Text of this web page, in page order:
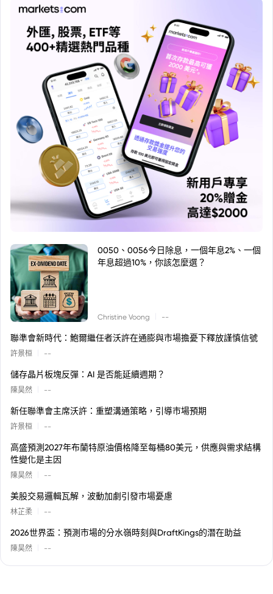
0050、0056今日除息，一個年息2%、一個
年息超過10%，你該怎麼選？
Christine Voong --
聯準會新時代：鮑爾繼任者沃許在通膨與市場擔憂下釋放謹慎信號
許景桓 --
儲存晶片板塊反彈：AI 是否能延續週期？
陳昊然 --
新任聯準會主席沃許：重塑溝通策略，引導市場預期
許景桓 --
高盛預測2027年布蘭特原油價格降至每桶80美元，供應與需求結構
性變化是主因
陳昊然 --
美股交易邏輯瓦解，波動加劇引發市場憂慮
林芷柔 --
2026世界盃：預測市場的分水嶺時刻與DraftKings的潛在助益
陳昊然 --